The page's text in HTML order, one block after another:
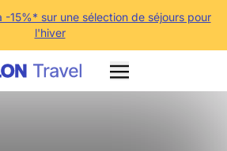
-15%* sur une sélection de séjours pour
l'hiver